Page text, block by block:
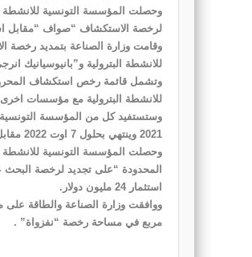
لرخصة الاستكشاف “صواف “مقابل استثمار مبلغ
للانشطة البترولية و”بانيوسيانيك انرجي
وتشمل قائمة رخص استكشاف
للانشطة البترولية مع مؤسسات
2021 وينتهي بحلول 7 اوت 2022 مقابل استثمار مبلغ 5 ملايين دولار.
وحصلت المؤسسة التونسية
استثمار 24 مليون دولار.
مربع في مساحة رخصة “نفزواة” .